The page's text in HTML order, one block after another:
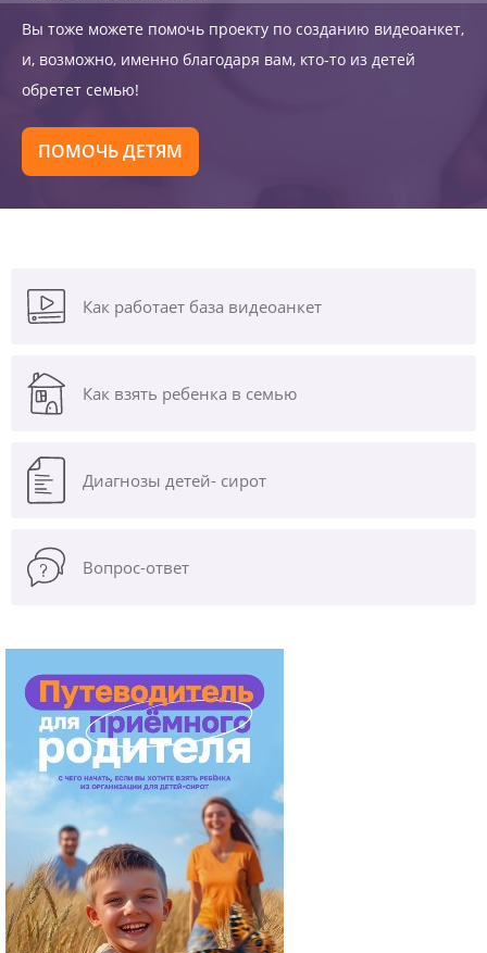
Вы тоже можете помочь проекту по созданию видеоанкет,
и, возможно, именно благодаря вам, кто-то из детей
обретет семью!
ПОМОЧЬ ДЕТЯМ
Как работает база видеоанкет
Как взять ребенка в семью
Диагнозы детей- сирот
Вопрос-ответ